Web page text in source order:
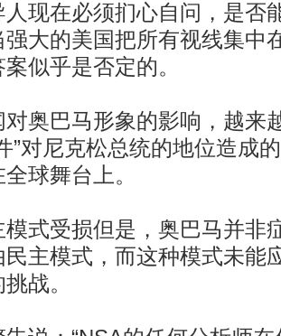
在必须扪心自问，是否
大的美国把所有视线集中
似乎是否定的。
巴马形象的影响，越来
”对尼克松总统的地位造成
球舞台上。
受损但是，奥巴马并非
主模式，而这种模式未能
战。